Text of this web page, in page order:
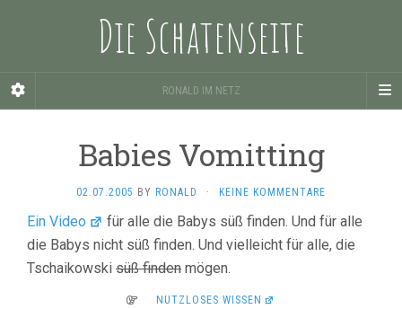
Die Schatenseite
RONALD IM NETZ
Babies Vomitting
02.07.2005 BY RONALD · KEINE KOMMENTARE
Ein Video
für alle die Babys süß finden. Und für alle
die Babys nicht süß finden. Und vielleicht für alle, die
Tschaikowski süß finden mögen.
NUTZLOSES WISSEN